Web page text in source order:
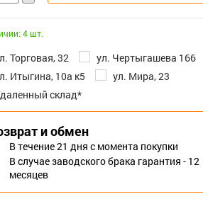
4 шт.
Торговая, 32
ул. Чертыгашева 166
Итыгина, 10а к5
ул. Мира, 23
склад*
и обмен
В течение 21 дня с момента покупки
В случае заводского брака гарантия - 12
месяцев